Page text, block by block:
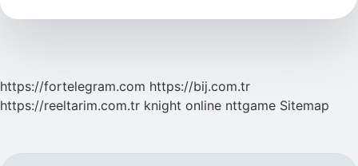
https://fortelegram.com https://bij.com.tr
https://reeltarim.com.tr knight online nttgame Sitemap